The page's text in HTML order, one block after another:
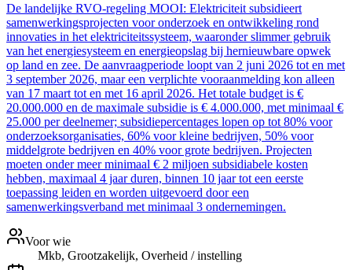
De landelijke RVO-regeling MOOI: Elektriciteit subsidieert
samenwerkingsprojecten voor onderzoek en ontwikkeling rond
innovaties in het elektriciteitssysteem, waaronder slimmer gebruik
van het energiesysteem en energieopslag bij hernieuwbare opwek
op land en zee. De aanvraagperiode loopt van 2 juni 2026 tot en met
3 september 2026, maar een verplichte vooraanmelding kon alleen
van 17 maart tot en met 16 april 2026. Het totale budget is €
20.000.000 en de maximale subsidie is € 4.000.000, met minimaal €
25.000 per deelnemer; subsidiepercentages lopen op tot 80% voor
onderzoeksorganisaties, 60% voor kleine bedrijven, 50% voor
middelgrote bedrijven en 40% voor grote bedrijven. Projecten
moeten onder meer minimaal € 2 miljoen subsidiabele kosten
hebben, maximaal 4 jaar duren, binnen 10 jaar tot een eerste
toepassing leiden en worden uitgevoerd door een
samenwerkingsverband met minimaal 3 ondernemingen.
Voor wie
Mkb, Grootzakelijk, Overheid / instelling